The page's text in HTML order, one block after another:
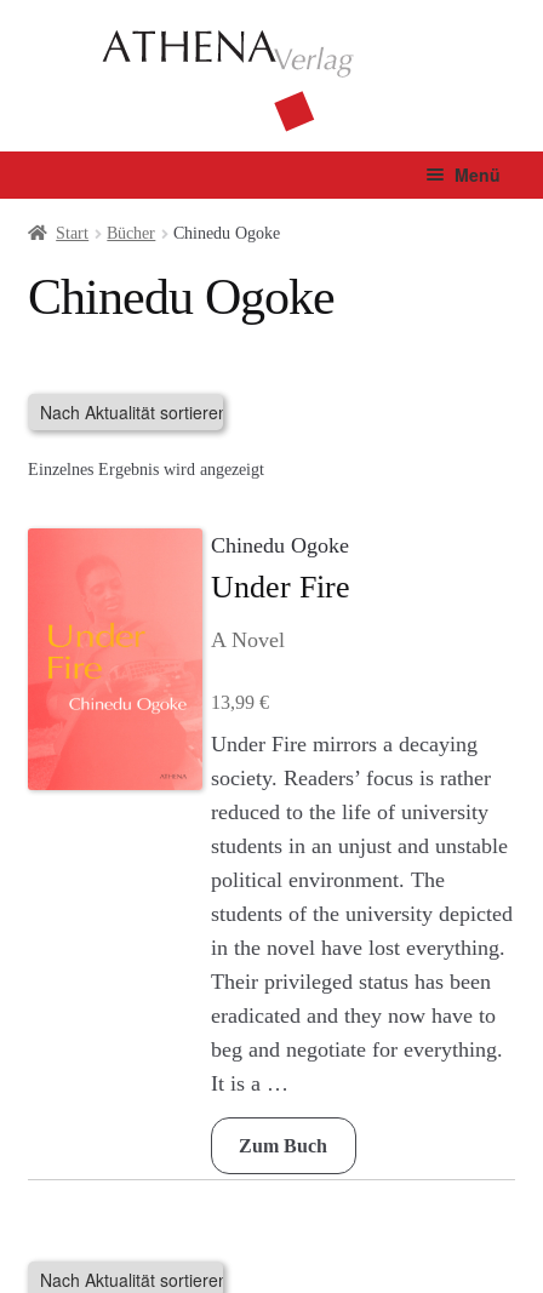
Menü
Verlag
Bücher
Agenturleistungen
c
c
o
Start Bücher Chinedu Ogoke
Chinedu Ogoke
Einzelnes Ergebnis wird angezeigt
Chinedu Ogoke
Under Fire
A Novel
13,99 €
Dieses
Produkt
weist
auf.
Die
Optionen
können
auf
der
Produktseite
werden
Under Fire mirrors a decaying
society. Readers’ focus is rather
reduced to the life of university
students in an unjust and unstable
political environment. The
students of the university depicted
in the novel have lost everything.
Their privileged status has been
eradicated and they now have to
beg and negotiate for everything.
It is a …
Zum Buch